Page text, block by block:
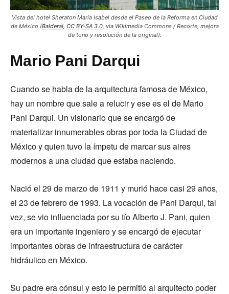
Vista del hotel Sheraton María Isabel desde el Paseo de la Reforma en Ciudad
de México (Balderai, CC BY-SA 3.0, via Wikimedia Commons / Recorte, mejora
de tono y resolución de la original).
Mario Pani Darqui
Cuando se habla de la arquitectura famosa de México,
hay un nombre que sale a relucir y ese es el de Mario
Pani Darqui. Un visionario que se encargó de
materializar innumerables obras por toda la Ciudad de
México y quien tuvo la ímpetu de marcar sus aires
modernos a una ciudad que estaba naciendo.
Nació el 29 de marzo de 1911 y murió hace casi 29 años,
el 23 de febrero de 1993. La vocación de Pani Darqui, tal
vez, se vio influenciada por su tío Alberto J. Pani, quien
era un importante ingeniero y se encargó de ejecutar
importantes obras de infraestructura de carácter
hidráulico en México.
Su padre era cónsul y esto le permitió al arquitecto poder